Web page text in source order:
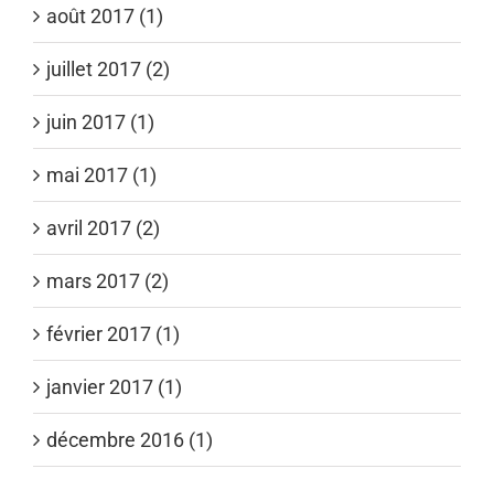
août 2017 (1)
juillet 2017 (2)
juin 2017 (1)
mai 2017 (1)
avril 2017 (2)
mars 2017 (2)
février 2017 (1)
janvier 2017 (1)
décembre 2016 (1)